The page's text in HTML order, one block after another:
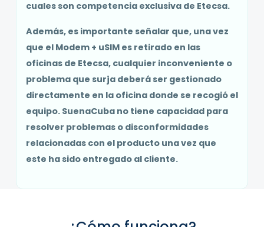
cuales son competencia exclusiva de Etecsa.
Además, es importante señalar que, una vez
que el Modem + uSIM es retirado en las
oficinas de Etecsa, cualquier inconveniente o
problema que surja deberá ser gestionado
directamente en la oficina donde se recogió el
equipo. SuenaCuba no tiene capacidad para
resolver problemas o disconformidades
relacionadas con el producto una vez que
este ha sido entregado al cliente.